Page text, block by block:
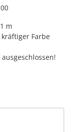
m
Farbe